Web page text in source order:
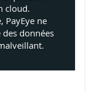
cloud.
PayEye ne
données